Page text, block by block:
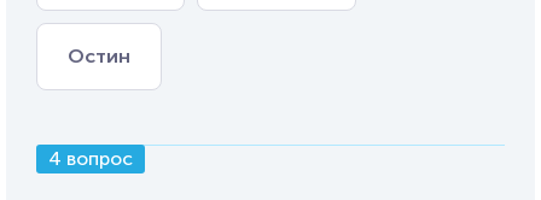
Остин
4 вопрос